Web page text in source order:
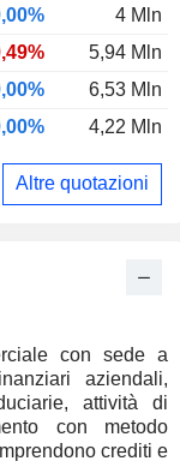
con sede a
aziendali,
attività di
con metodo
crediti e
4 Mln
5,94 Mln
6,53 Mln
4,22 Mln
Altre quotazioni